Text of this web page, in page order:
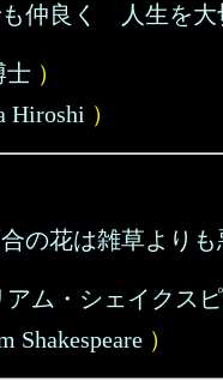
仲良く 人生を大
士 ）
Hiroshi ）
の花は雑草よりも
アム・シェイクス
Shakespeare ）